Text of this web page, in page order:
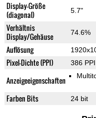
Display-Größe
(diagonal)
5.7"
Verhältnis
Display/Gehäuse
74.6%
Auflösung
Pixel-Dichte (PPI) 386 PPI
Anzeigeeigenschaften
Farben Bits 24 bit